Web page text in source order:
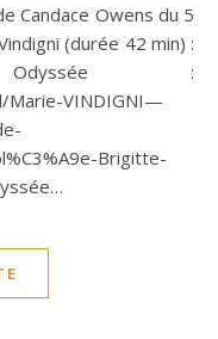
Candace Owens du 5
(durée 42 min) :
:
Marie-VINDIGNI—
Brigitte-